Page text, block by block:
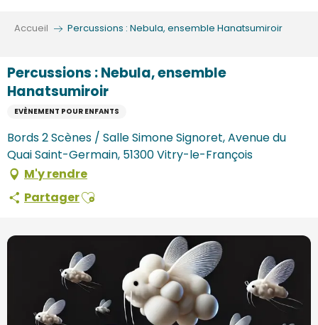
Accueil Percussions : Nebula, ensemble Hanatsumiroir
Percussions : Nebula, ensemble
Hanatsumiroir
EVÈNEMENT POUR ENFANTS
Bords 2 Scènes / Salle Simone Signoret, Avenue du
Quai Saint-Germain, 51300 Vitry-le-François
M'y rendre
PartagerAjouter aux favoris